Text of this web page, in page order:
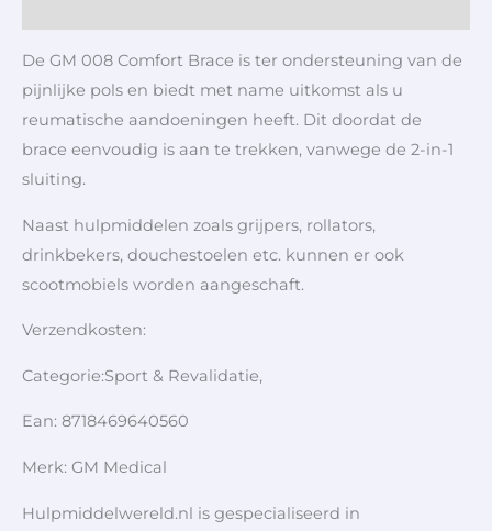
De GM 008 Comfort Brace is ter ondersteuning van de
pijnlijke pols en biedt met name uitkomst als u
reumatische aandoeningen heeft. Dit doordat de
brace eenvoudig is aan te trekken, vanwege de 2-in-1
sluiting.
Naast hulpmiddelen zoals grijpers, rollators,
drinkbekers, douchestoelen etc. kunnen er ook
scootmobiels worden aangeschaft.
Verzendkosten:
Categorie:Sport & Revalidatie,
Ean: 8718469640560
Merk: GM Medical
Hulpmiddelwereld.nl is gespecialiseerd in